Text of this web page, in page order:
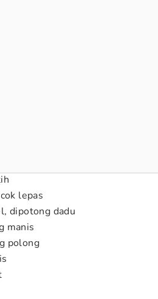
lepas
dipotong dadu
manis
polong